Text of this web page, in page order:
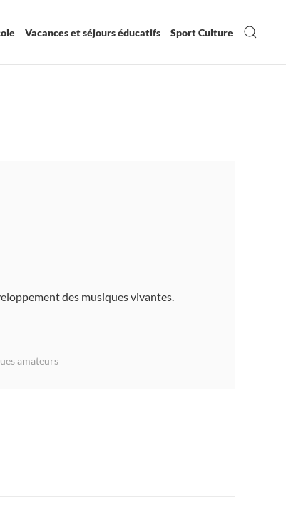
Vacances et séjours éducatifs Sport Culture
des musiques vivantes.
amateurs